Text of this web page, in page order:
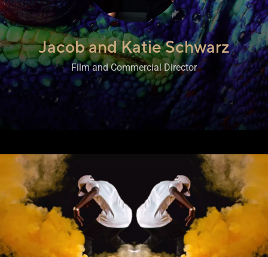
Jacob and Katie Schwarz
,
Film and Commercial Director